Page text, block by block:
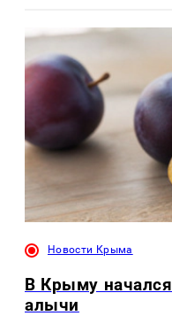
Новости Крыма
В Крыму
алычи